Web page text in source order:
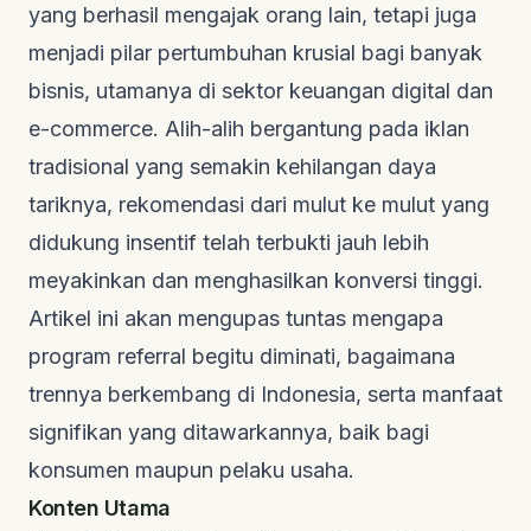
yang berhasil mengajak orang lain, tetapi juga
menjadi pilar pertumbuhan krusial bagi banyak
bisnis, utamanya di sektor keuangan digital dan
e-commerce. Alih-alih bergantung pada iklan
tradisional yang semakin kehilangan daya
tariknya, rekomendasi dari mulut ke mulut yang
didukung insentif telah terbukti jauh lebih
meyakinkan dan menghasilkan konversi tinggi.
Artikel ini akan mengupas tuntas mengapa
program referral begitu diminati, bagaimana
trennya berkembang di Indonesia, serta manfaat
signifikan yang ditawarkannya, baik bagi
konsumen maupun pelaku usaha.
Konten Utama